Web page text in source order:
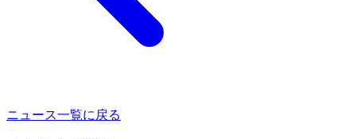
ニュース一覧に戻る